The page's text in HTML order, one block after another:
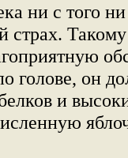
ни с того
страх.
голове, он
и